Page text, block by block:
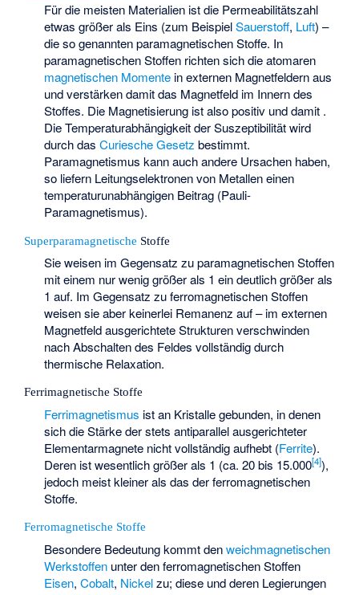
Für die meisten Materialien ist die Permeabilitätszahl
etwas größer als Eins (zum BeispielSauerstoff, Luft) –
die so genannten paramagnetischen Stoffe. In
paramagnetischen Stoffen richten sich die atomaren
magnetischen Momentein externen Magnetfeldern aus
und verstärken damit das Magnetfeld im Innern des
Stoffes. Die Magnetisierung ist also positiv und damit .
Die Temperaturabhängigkeit der Suszeptibilität wird
durch das Curiesche Gesetz bestimmt.
Paramagnetismus kann auch andere Ursachen haben,
so liefern Leitungselektronen von Metallen einen
temperaturunabhängigen Beitrag (Pauli-
Paramagnetismus).
Superparamagnetische Stoffe
Sie weisen im Gegensatz zu paramagnetischen Stoffen
mit einem nur wenig größer als 1 eindeutlich größer als
1 auf. Im Gegensatz zu ferromagnetischen Stoffen
weisen sie aber keinerlei Remanenz auf – im externen
Magnetfeld ausgerichtete Strukturen verschwinden
nach Abschalten des Feldes vollständig durch
thermische Relaxation.
Ferrimagnetische Stoffe
Ferrimagnetismus ist an Kristalle gebunden, in denen
sich die Stärke der stets antiparallel ausgerichteter
Elementarmagnete nicht vollständig aufhebt (Ferrite).
Deren ist wesentlich größer als 1 (ca. 20 bis 15.000[4]),
jedoch meist kleiner als das der ferromagnetischen
Stoffe.
Ferromagnetische Stoffe
Besondere Bedeutung kommt denweichmagnetischen
Werkstoffenunter den ferromagnetischen Stoffen
Eisen, Cobalt, Nickelzu; diese und deren Legierungen